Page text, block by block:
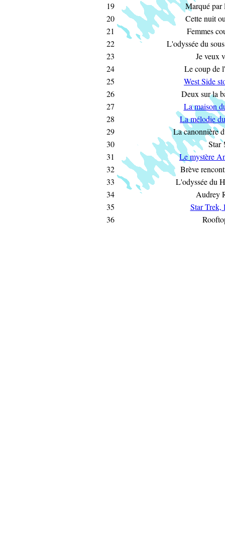
19
Marqué par
20
Cette nuit
21
Femmes
22
L'odyssée du
23
Je veux
24
Le coup de
25
West Side
26
Deux sur la
27
La maison
28
La mélodie
29
La canonnière
30
Star !
31
Le mystère
32
Brève
33
L'odyssée du
34
Audrey
35
Star Trek,
36